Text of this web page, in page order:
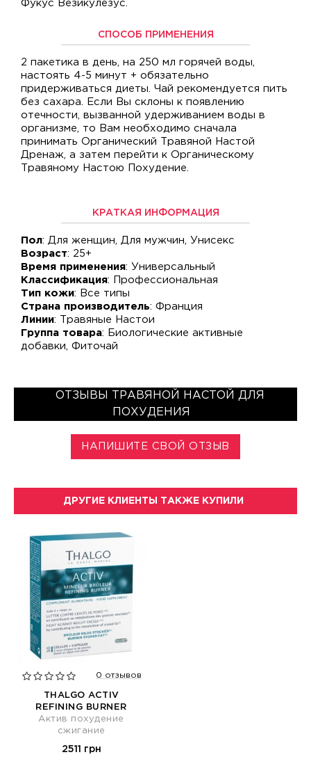
Фукус Везикулезус.
СПОСОБ ПРИМЕНЕНИЯ
2 пакетика в день, на 250 мл горячей воды,
настоять 4-5 минут + обязательно
придерживаться диеты. Чай рекомендуется пить
без сахара. Если Вы склоны к появлению
отечности, вызванной удерживанием воды в
организме, то Вам необходимо сначала
принимать Органический Травяной Настой
Дренаж, а затем перейти к Органическому
Травяному Настою Похудение.
КРАТКАЯ ИНФОРМАЦИЯ
Пол: Для женщин, Для мужчин, Унисекс
Возраст: 25+
Время применения: Универсальный
Классификация: Профессиональная
Тип кожи: Все типы
Страна производитель: Франция
Линии: Травяные Настои
Группа товара: Биологические активные
добавки, Фиточай
ОТЗЫВЫ ТРАВЯНОЙ НАСТОЙ ДЛЯ
ПОХУДЕНИЯ
НАПИШИТЕ СВОЙ ОТЗЫВ
ДРУГИЕ КЛИЕНТЫ ТАКЖЕ КУПИЛИ
0 отзывов
THALGO ACTIV
REFINING BURNER
Актив похудение
сжигание
2511 грн